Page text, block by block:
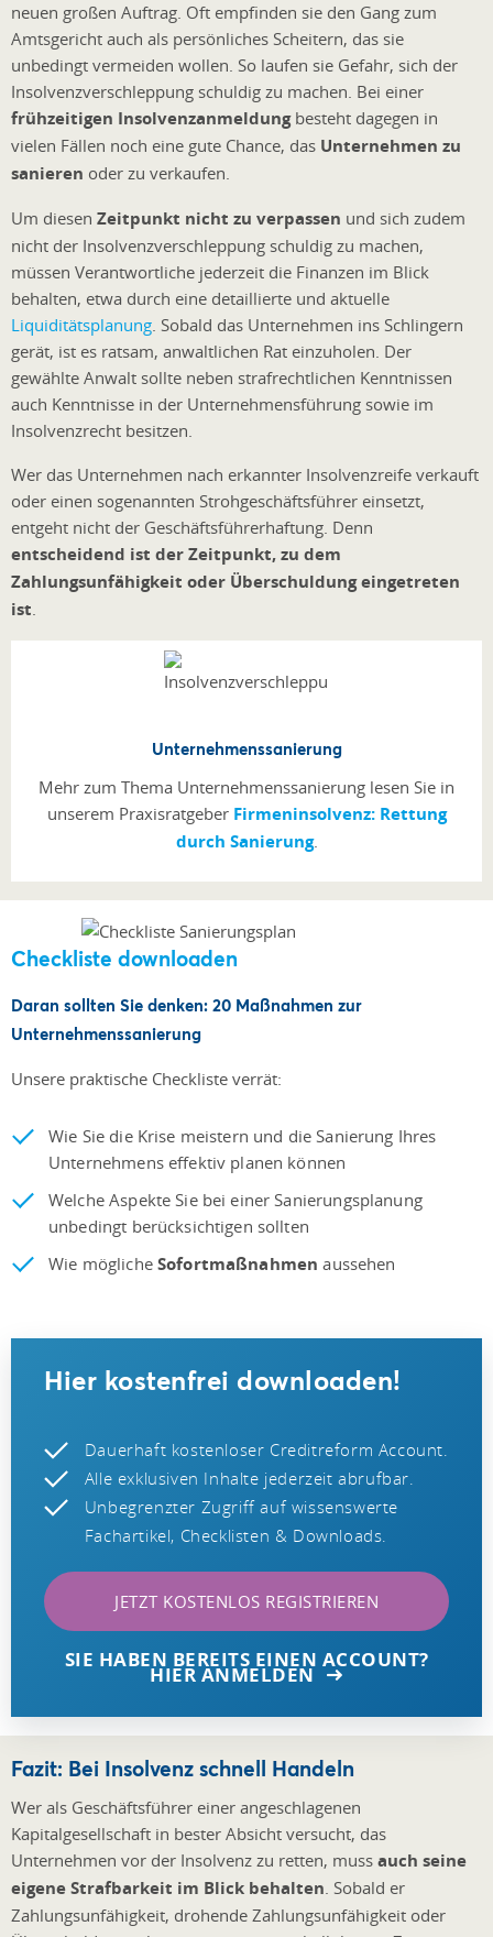
neuen großen Auftrag. Oft empfinden sie den Gang zum
Amtsgericht auch als persönliches Scheitern, das sie
unbedingt vermeiden wollen. So laufen sie Gefahr, sich der
Insolvenzverschleppung schuldig zu machen. Bei einer
frühzeitigen Insolvenzanmeldung besteht dagegen in
vielen Fällen noch eine gute Chance, das Unternehmen zu
sanieren oder zu verkaufen.
Um diesen Zeitpunkt nicht zu verpassen und sich zudem
nicht der Insolvenzverschleppung schuldig zu machen,
müssen Verantwortliche jederzeit die Finanzen im Blick
behalten, etwa durch eine detaillierte und aktuelle
Liquiditätsplanung. Sobald das Unternehmen ins Schlingern
gerät, ist es ratsam, anwaltlichen Rat einzuholen. Der
gewählte Anwalt sollte neben strafrechtlichen Kenntnissen
auch Kenntnisse in der Unternehmensführung sowie im
Insolvenzrecht besitzen.
Wer das Unternehmen nach erkannter Insolvenzreife verkauft
oder einen sogenannten Strohgeschäftsführer einsetzt,
entgeht nicht der Geschäftsführerhaftung. Denn
entscheidend ist der Zeitpunkt, zu dem
Zahlungsunfähigkeit oder Überschuldung eingetreten
ist.
Unternehmenssanierung
Mehr zum Thema Unternehmenssanierung lesen Sie in
unserem Praxisratgeber Firmeninsolvenz: Rettung
durch Sanierung.
Checkliste downloaden
Daran sollten Sie denken: 20 Maßnahmen zur
Unternehmenssanierung
Unsere praktische Checkliste verrät:
Wie Sie die Krise meistern und die Sanierung Ihres
Unternehmens effektiv planen können
Welche Aspekte Sie bei einer Sanierungsplanung
unbedingt berücksichtigen sollten
Wie mögliche Sofortmaßnahmenaussehen
Hier kostenfrei downloaden!
Dauerhaft kostenloser Creditreform Account.
Alle exklusiven Inhalte jederzeit abrufbar.
Unbegrenzter Zugriff auf wissenswerte
Fachartikel, Checklisten & Downloads.
JETZT KOSTENLOS REGISTRIEREN
SIE HABEN BEREITS EINEN ACCOUNT?
HIER ANMELDEN
Fazit: Bei Insolvenz schnell Handeln
Wer als Geschäftsführer einer angeschlagenen
Kapitalgesellschaft in bester Absicht versucht, das
Unternehmen vor der Insolvenz zu retten, muss auch seine
eigene Strafbarkeit im Blick behalten . Sobald er
Zahlungsunfähigkeit, drohende Zahlungsunfähigkeit oder